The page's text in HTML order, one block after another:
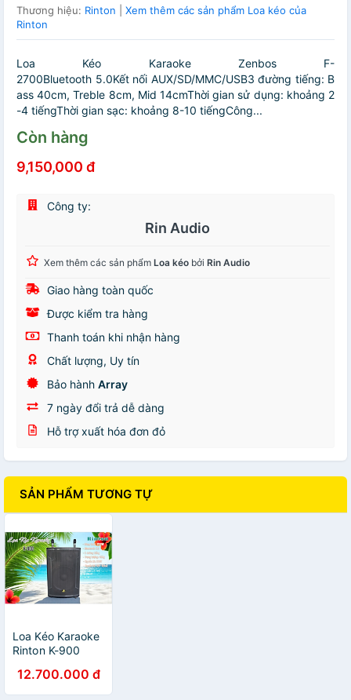
Thương hiệu: Rinton
Xem thêm các sản phẩm Loa kéo của
Rinton
Loa Kéo Karaoke Zenbos F-
2700Bluetooth 5.0Kết nối AUX/SD/MMC/USB3 đường tiếng: B
ass 40cm, Treble 8cm, Mid 14cmThời gian sử dụng: khoảng 2
-4 tiếngThời gian sạc: khoảng 8-10 tiếngCông...
Còn hàng
9,150,000 đ
Công ty:
Rin Audio
Xem thêm các sản phẩm Loa kéo bởi Rin Audio
Giao hàng toàn quốc
Được kiểm tra hàng
Thanh toán khi nhận hàng
Chất lượng, Uy tín
Bảo hành Array
7 ngày đổi trả dễ dàng
Hỗ trợ xuất hóa đơn đỏ
SẢN PHẨM TƯƠNG TỰ
Loa Kéo Karaoke
Rinton K-900
(hàng chính
hãng)
12.700.000 đ